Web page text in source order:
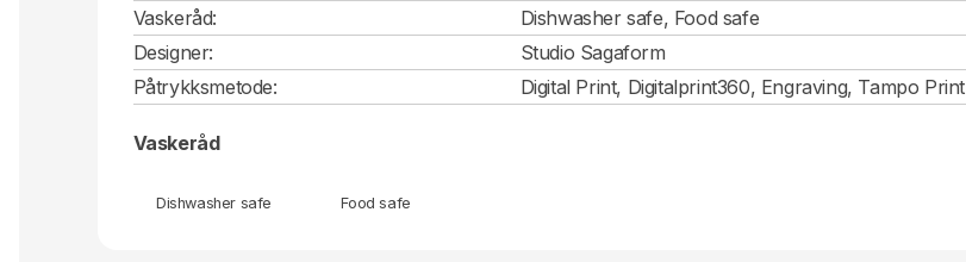
Vaskeråd:
Dishwasher safe, Food safe
Designer:
Studio Sagaform
Påtrykksmetode:
Digital Print, Digitalprint360, Engraving, Tampo Print
Vaskeråd
Dishwasher safe Food safe